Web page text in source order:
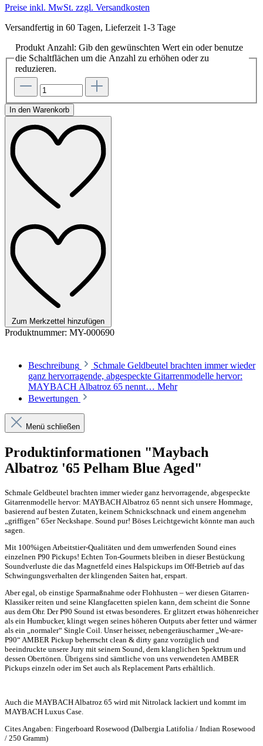
Preise inkl. MwSt. zzgl. Versandkosten
Versandfertig in 60 Tagen, Lieferzeit 1-3 Tage
Produkt Anzahl: Gib den gewünschten Wert ein oder benutze
die Schaltflächen um die Anzahl zu erhöhen oder zu
reduzieren.
In den Warenkorb
Zum Merkzettel hinzufügen
Produktnummer: MY-000690
Beschreibung
Schmale Geldbeutel brachten immer wieder
ganz hervorragende, abgespeckte Gitarrenmodelle hervor:
MAYBACH Albatroz 65 nennt… Mehr
Bewertungen
Menü schließen
Produktinformationen "Maybach
Albatroz '65 Pelham Blue Aged"
Schmale Geldbeutel brachten immer wieder ganz hervorragende, abgespeckte
Gitarrenmodelle hervor: MAYBACH Albatroz 65 nennt sich unsere Hommage,
basierend auf besten Zutaten, keinem Schnickschnack und einem angenehm
„griffigen” 65er Neckshape. Sound pur! Böses Leichtgewicht könnte man auch
sagen.
Mit 100%igen Arbeitstier-Qualitäten und dem umwerfenden Sound eines
einzelnen P90 Pickups! Echten Ton-Gourmets bleiben in dieser Bestückung
Soundverluste die das Magnetfeld eines Halspickups im Off-Betrieb auf das
Schwingungsverhalten der klingenden Saiten hat, erspart.
Aber egal, ob einstige Sparmaßnahme oder Flohhusten – wer diesen Gitarren-
Klassiker reiten und seine Klangfacetten spielen kann, dem scheint die Sonne
aus dem Ohr. Der P90 Sound ist etwas besonderes. Er glitzert etwas höhenreicher
als ein Humbucker, klingt wegen seines höheren Outputs aber fetter und wärmer
als ein „normaler“ Single Coil. Unser heisser, nebengeräuscharmer „We-are-
P90“ AMBER Pickup beherrscht clean & dirty ganz vorzüglich und
beeindruckte unsere Jury mit seinem Sound, dem klanglichen Spektrum und
dessen Obertönen. Übrigens sind sämtliche von uns verwendeten AMBER
Pickups einzeln oder im Set auch als Replacement Parts erhältlich.
Auch die MAYBACH Albatroz 65 wird mit Nitrolack lackiert und kommt im
MAYBACH Luxus Case.
Cites Angaben: Fingerboard Rosewood (Dalbergia Latifolia / Indian Rosewood
/ 250 Gramm)